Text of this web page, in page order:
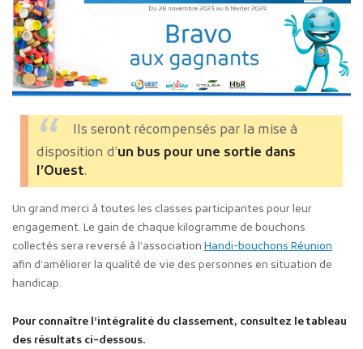
Ils seront récompensés par la mise à
disposition d’un bus pour une sortie dans
l’Ouest.
Un grand merci à toutes les classes participantes pour leur
engagement. Le gain de chaque kilogramme de bouchons
collectés sera reversé à l’association Handi-bouchons Réunion
afin d’améliorer la qualité de vie des personnes en situation de
handicap.
Pour connaître l’intégralité du classement, consultez le tableau
des résultats ci-dessous.